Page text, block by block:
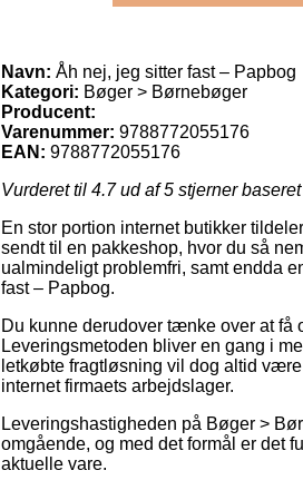
Navn: Åh nej, jeg sitter fast – Papbog
Kategori: Bøger > Børnebøger
Producent:
Varenummer: 9788772055176
EAN: 9788772055176
Vurderet til 4.7ud af 5 stjerner baseret
En stor portion internet butikker
sendt til en pakkeshop, hvor du så
ualmindeligt problemfri, samt endda
fast – Papbog.
Du kunne derudover tænke over at
Leveringsmetoden bliver en gang i
letkøbte fragtløsning vil dog altid
internet firmaets arbejdslager.
Leveringshastigheden på Bøger >
omgående, og med det formål er det
aktuelle vare.